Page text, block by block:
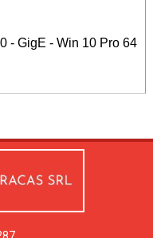
- GigE - Win 10 Pro 64